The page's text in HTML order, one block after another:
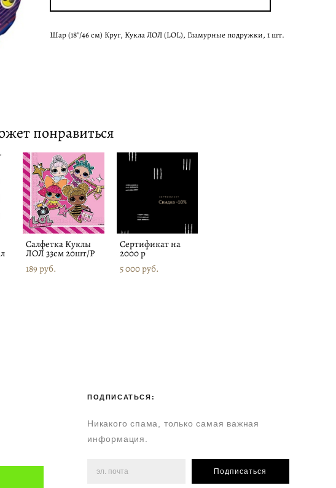
Шар (18''/46 см) Круг, Кукла ЛОЛ (LOL), Гламурные подружки, 1 шт.
понравиться
Салфетка Куклы
ЛОЛ 33см 20шт/Р
189 pуб.
Сертификат на
2000 р
5 000 pуб.
ПОДПИСАТЬСЯ:
Никакого спама, только самая важная
информация.
Подписаться